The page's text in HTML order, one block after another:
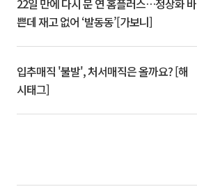
쁜데 재고 없어 ‘발동동’[가보니]
입추매직 '불발', 처서매직은 올까요? [해
시태그]